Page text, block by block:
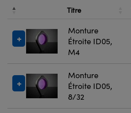
Titre
Monture
Étroite ID05,
M4
Monture
Étroite ID05,
8/32